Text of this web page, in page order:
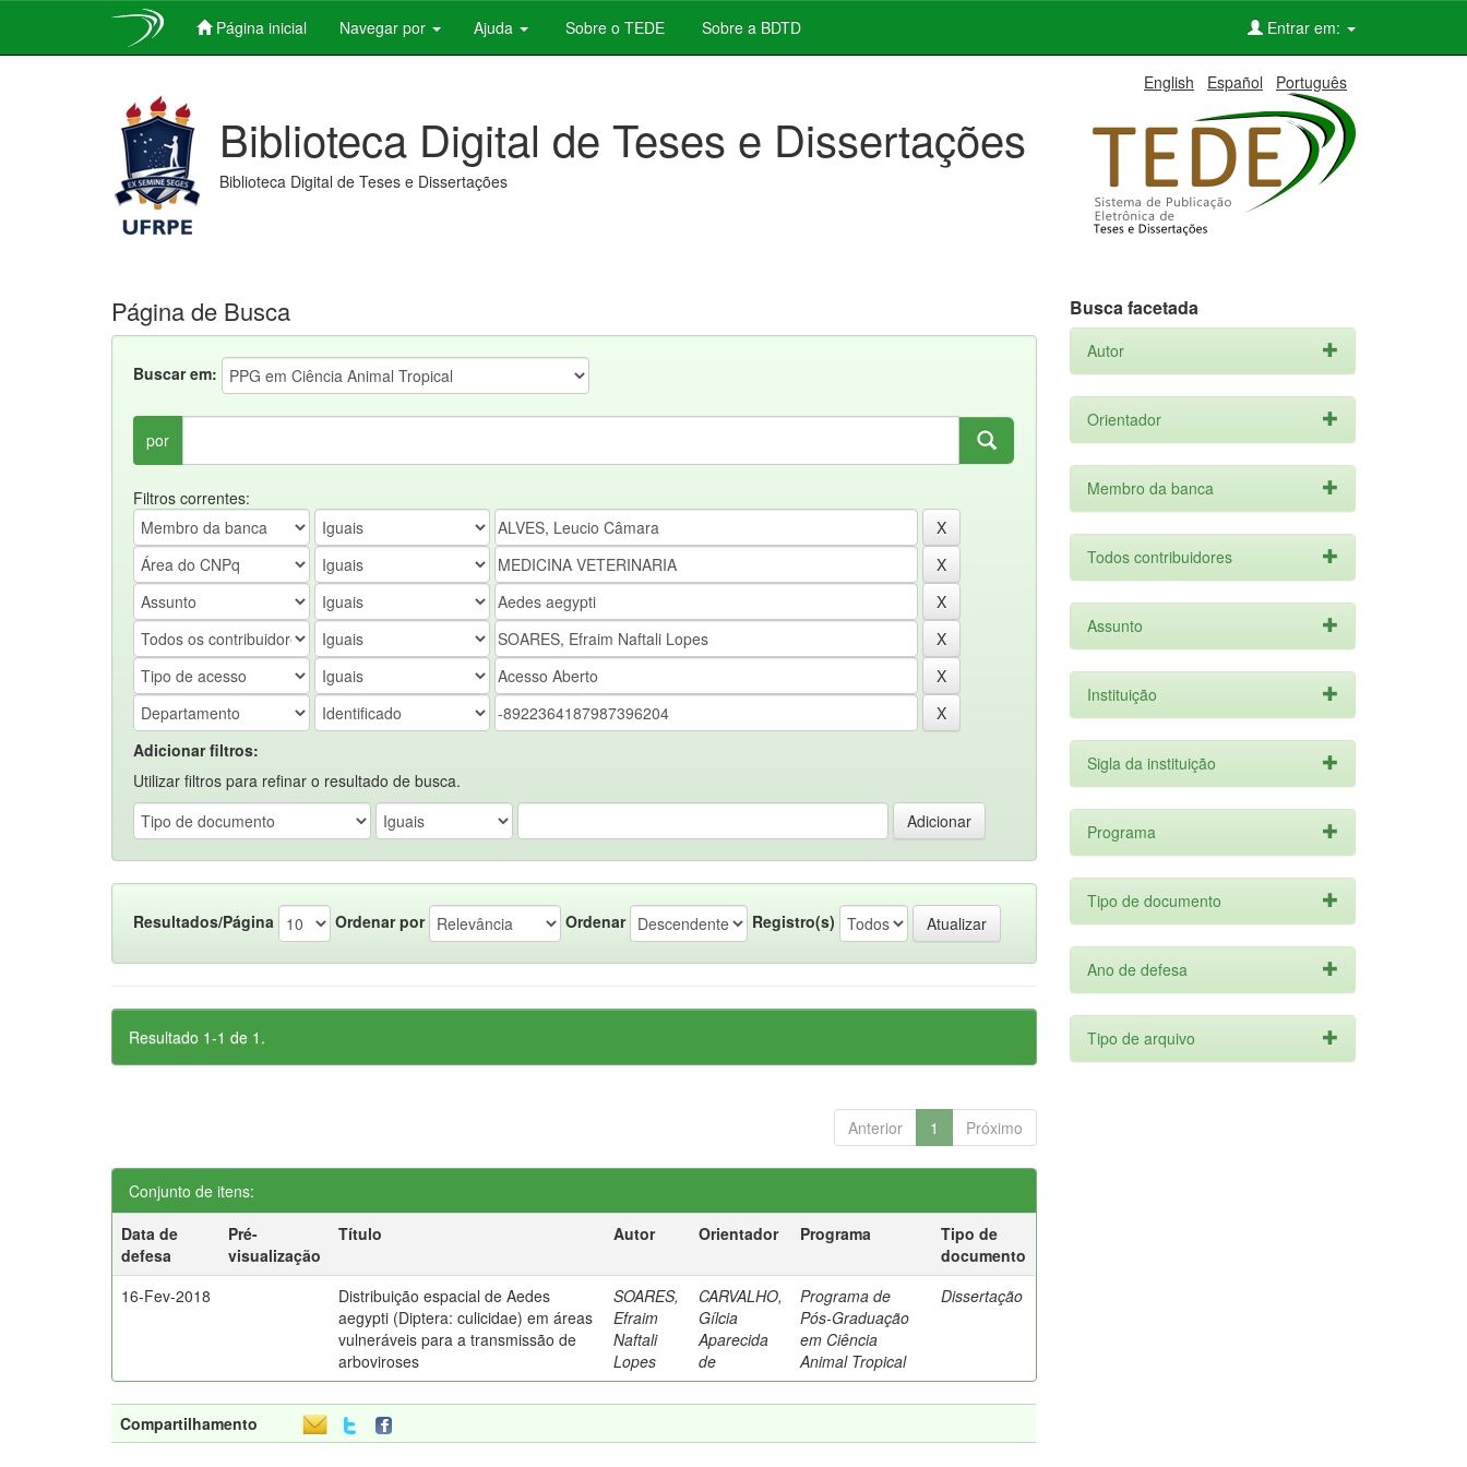
Página inicial Navegar por Ajuda Sobre o TEDE Sobre a BDTD Entrar em:
English Español Português
Biblioteca Digital de Teses e Dissertações
Biblioteca Digital de Teses e Dissertações
Página de Busca
Buscar em:
por
Filtros correntes:
Adicionar filtros:
Utilizar filtros para refinar o resultado de busca.
Resultados/Página Ordenar por Ordenar Registro(s)
Resultado 1-1 de 1.
Anterior 1 Próximo
Conjunto de itens:
Data de
defesa
Pré-
visualização
Título Autor Orientador Programa
Tipo de
documento
16-Fev-2018
Distribuição espacial de Aedes
aegypti (Diptera: culicidae) em áreas
vulneráveis para a transmissão de
arboviroses
SOARES,
Efraim
Naftali
Lopes
CARVALHO,
Gílcia
Aparecida
de
Programa de
Pós-Graduação
em Ciência
Animal Tropical
Dissertação
Compartilhamento
Busca facetada
Autor
Orientador
Membro da banca
Todos contribuidores
Assunto
Instituição
Sigla da instituição
Programa
Tipo de documento
Ano de defesa
Tipo de arquivo